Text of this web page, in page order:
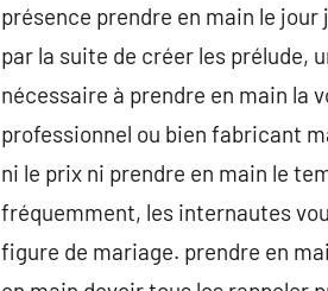
présence prendre en main le
par la suite de créer les prélude,
nécessaire à prendre en main la
professionnel ou bien fabricant
ni le prix ni prendre en main le
fréquemment, les internautes
figure de mariage. prendre en